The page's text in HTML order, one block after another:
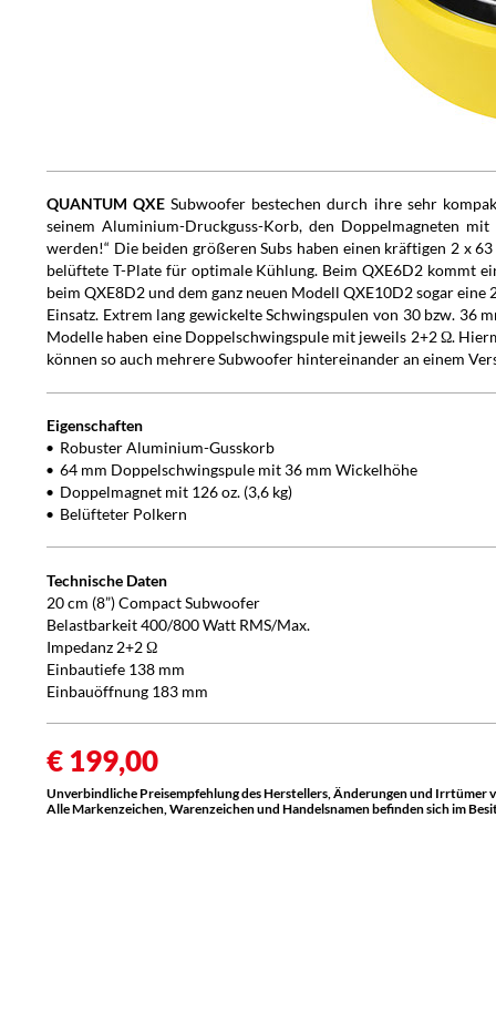
QUANTUM QXE Subwoofer bestechen durch ihre sehr
seinem Aluminium-Druckguss-Korb, den Doppelmagneten
werden!“ Die beiden größeren Subs haben einen kräftigen 2 x
belüftete T-Plate für optimale Kühlung. Beim QXE6D2 kommt
beim QXE8D2 und dem ganz neuen Modell QXE10D2 sogar
Einsatz. Extrem lang gewickelte Schwingspulen von 30 bzw.
Modelle haben eine Doppelschwingspule mit jeweils 2+2 Ω.
können so auch mehrere Subwoofer hintereinander an einem
Eigenschaften
Robuster Aluminium-Gusskorb
64 mm Doppelschwingspule mit 36 mm Wickelhöhe
Doppelmagnet mit 126 oz. (3,6 kg)
Belüfteter Polkern
Technische Daten
20 cm (8”) Compact Subwoofer
Belastbarkeit 400/800 Watt RMS/Max.
Impedanz 2+2 Ω
Einbautiefe 138 mm
Einbauöffnung 183 mm
€ 199,00
Unverbindliche Preisempfehlung des Herstellers, Änderungen und Irrtümer
Alle Markenzeichen, Warenzeichen und Handelsnamen befinden sich im